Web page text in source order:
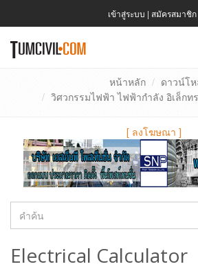
เข้าสู่ระบบ | สมัครสมาชิก
หน้าหลัก
ดาวน์โ
วิศวกรรมไฟฟ้า ไฟฟ้ากำลัง อิเล็กท
[ ลงโฆษณา ]
Electrical Calculator